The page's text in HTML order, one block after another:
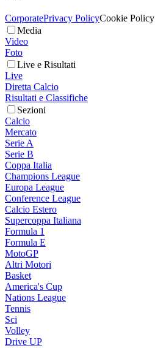
CorporatePrivacy PolicyCookie Policy
Media
Video
Foto
Live e Risultati
Live
Diretta Calcio
Risultati e Classifiche
Sezioni
Calcio
Mercato
Serie A
Serie B
Coppa Italia
Champions League
Europa League
Conference League
Calcio Estero
Supercoppa Italiana
Formula 1
Formula E
MotoGP
Altri Motori
Basket
America's Cup
Nations League
Tennis
Sci
Volley
Drive UP